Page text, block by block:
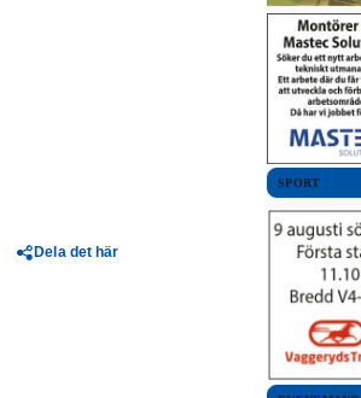
Dela det här
SPORT